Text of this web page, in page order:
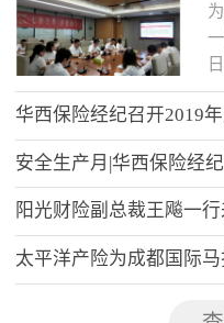
阳光财险副总裁王飚一